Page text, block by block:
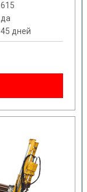
615
да
45 дней